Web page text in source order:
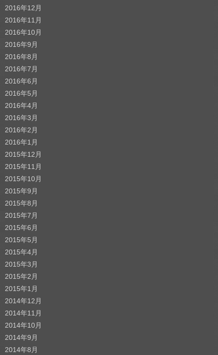
2016年12月
2016年11月
2016年10月
2016年9月
2016年8月
2016年7月
2016年6月
2016年5月
2016年4月
2016年3月
2016年2月
2016年1月
2015年12月
2015年11月
2015年10月
2015年9月
2015年8月
2015年7月
2015年6月
2015年5月
2015年4月
2015年3月
2015年2月
2015年1月
2014年12月
2014年11月
2014年10月
2014年9月
2014年8月